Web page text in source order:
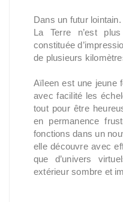
Dans un futur lointain.
La Terre n’est
constituée
de plusieurs
Aïleen est une jeune
avec facilité les
tout pour être
en permanence
fonctions dans un
elle découvre avec
que d’univers
extérieur sombre et